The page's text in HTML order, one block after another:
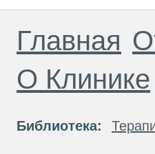
Главная
О Клинике
Библиотека: